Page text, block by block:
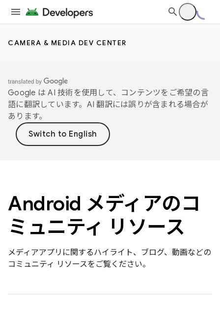
CAMERA & MEDIA DEV CENTER
Google は AI 技術を使用して、コンテンツをご希望の言
語に翻訳しています。AI 翻訳には誤りが含まれる場合が
あります。
Android メディアのコ
ミュニティ リソース
メディアアプリに関するハイライト、ブログ、動画などの
コミュニティ リソースをご覧ください。